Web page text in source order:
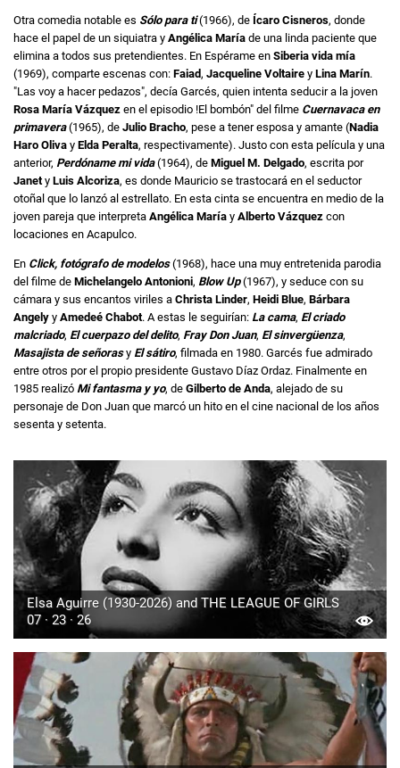
Otra comedia notable es Sólo para ti(1966), de Ícaro Cisneros, donde
hace el papel de un siquiatra y Angélica María de una linda paciente que
elimina a todos sus pretendientes. En Espérame en Siberia vida mía
(1969), comparte escenas con: Faiad , Jacqueline Voltaire y Lina Marín.
"Las voy a hacer pedazos", decía Garcés, quien intenta seducir a la joven
Rosa María Vázquez en el episodio !El bombón" del filme Cuernavaca en
primavera(1965), de Julio Bracho, pese a tener esposa y amante (Nadia
Haro Oliva y Elda Peralta, respectivamente). Justo con esta película y una
anterior, Perdóname mi vida(1964), de Miguel M. Delgado, escrita por
Janet y Luis Alcoriza, es donde Mauricio se trastocará en el seductor
otoñal que lo lanzó al estrellato. En esta cinta se encuentra en medio de la
joven pareja que interpreta Angélica María y Alberto Vázquez con
locaciones en Acapulco.
En Click, fotógrafo de modelos(1968), hace una muy entretenida parodia
del filme de Michelangelo Antonioni, Blow Up(1967), y seduce con su
cámara y sus encantos viriles a Christa Linder, Heidi Blue, Bárbara
Angely y Amedeé Chabot. A estas le seguirían: La cama, El criado
malcriado, El cuerpazo del delito, Fray Don Juan, El sinvergüenza,
Masajista de señorasy El sátiro, filmada en 1980. Garcés fue admirado
entre otros por el propio presidente Gustavo Díaz Ordaz. Finalmente en
1985 realizó Mi fantasmay yo, de Gilberto de Anda, alejado de su
personaje de Don Juan que marcó un hito en el cine nacional de los años
sesenta y setenta.
Elsa Aguirre (1930-2026) and THE LEAGUE OF GIRLS
07 · 23 · 26